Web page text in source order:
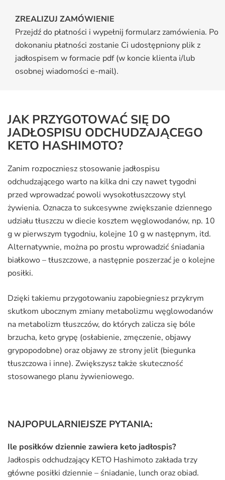
ZREALIZUJ ZAMÓWIENIE
Przejdź do płatności i wypełnij formularz zamówienia. Po
dokonaniu płatności zostanie Ci udostępniony plik z
jadłospisem w formacie pdf (w koncie klienta i/lub
osobnej wiadomości e-mail).
JAK PRZYGOTOWAĆ SIĘ DO
JADŁOSPISU ODCHUDZAJĄCEGO
KETO HASHIMOTO?
Zanim rozpoczniesz stosowanie jadłospisu
odchudzającego warto na kilka dni czy nawet tygodni
przed wprowadzać powoli wysokotłuszczowy styl
żywienia. Oznacza to sukcesywne zwiększanie dziennego
udziału tłuszczu w diecie kosztem węglowodanów, np. 10
g w pierwszym tygodniu, kolejne 10 g w następnym, itd.
Alternatywnie, można po prostu wprowadzić śniadania
białkowo – tłuszczowe, a następnie poszerzać je o kolejne
posiłki.
Dzięki takiemu przygotowaniu zapobiegniesz przykrym
skutkom ubocznym zmiany metabolizmu węglowodanów
na metabolizm tłuszczów, do których zalicza się bóle
brzucha, keto grypę (osłabienie, zmęczenie, objawy
grypopodobne) oraz objawy ze strony jelit (biegunka
tłuszczowa i inne). Zwiększysz także skuteczność
stosowanego planu żywieniowego.
NAJPOPULARNIEJSZE PYTANIA:
Ile posiłków dziennie zawiera keto jadłospis?
Jadłospis odchudzający KETO Hashimoto zakłada trzy
główne posiłki dziennie – śniadanie, lunch oraz obiad.